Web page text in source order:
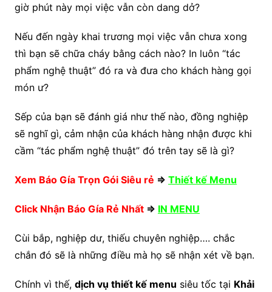
giờ phút này mọi việc vẫn còn dang dở?
Nếu đến ngày khai trương mọi việc vẫn chưa xong
thì bạn sẽ chữa cháy bằng cách nào? In luôn “tác
phẩm nghệ thuật” đó ra và đưa cho khách hàng gọi
món ư?
Sếp của bạn sẽ đánh giá như thế nào, đồng nghiệp
sẽ nghĩ gì, cảm nhận của khách hàng nhận được khi
cầm “tác phẩm nghệ thuật” đó trên tay sẽ là gì?
Xem Báo Gía Trọn Gói Siêu rẻ => Thiết kế Menu
Click Nhận Báo Gía Rẻ Nhất=> IN MENU
Cùi bắp, nghiệp dư, thiếu chuyên nghiệp…. chắc
chắn đó sẽ là những điều mà họ sẽ nhận xét về bạn.
Chính vì thế, dịch vụ thiết kế menu siêu tốc tại Khải